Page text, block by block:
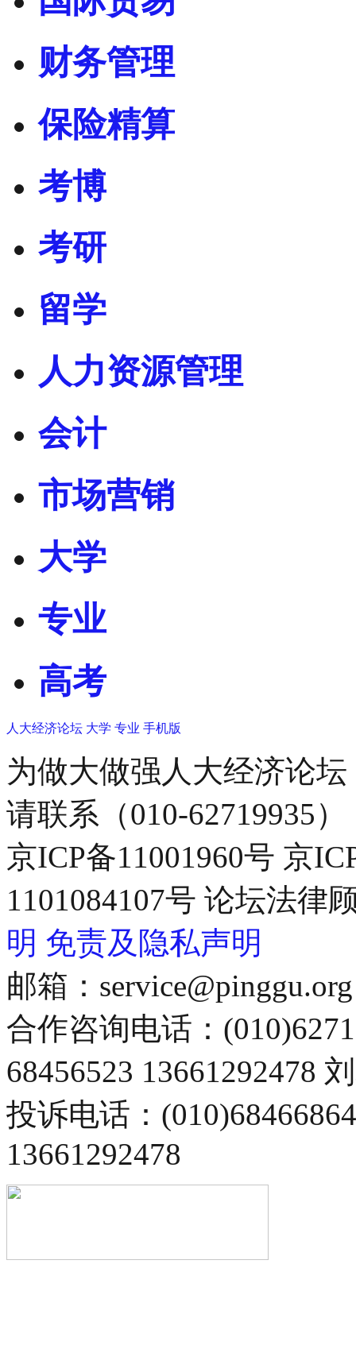
财务管理
保险精算
考博
考研
留学
人力资源管理
会计
市场营销
大学
专业
高考
人大经济论坛 大学 专业 手机版
为做大做强人大经济论
请联系（010-62719935）
京ICP备11001960号 京
1101084107号 论坛法律
明 免责及隐私声明
邮箱：service@pinggu.org
合作咨询电话：
68456523 13661292478
投诉电话：
13661292478